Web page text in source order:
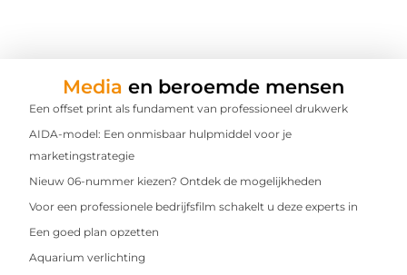
Media en beroemde mensen
Een offset print als fundament van professioneel drukwerk
AIDA-model: Een onmisbaar hulpmiddel voor je
marketingstrategie
Nieuw 06-nummer kiezen? Ontdek de mogelijkheden
Voor een professionele bedrijfsfilm schakelt u deze experts in
Een goed plan opzetten
Aquarium verlichting